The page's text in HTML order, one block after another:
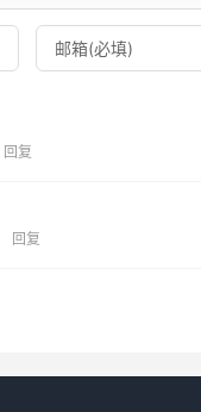
回复
回复